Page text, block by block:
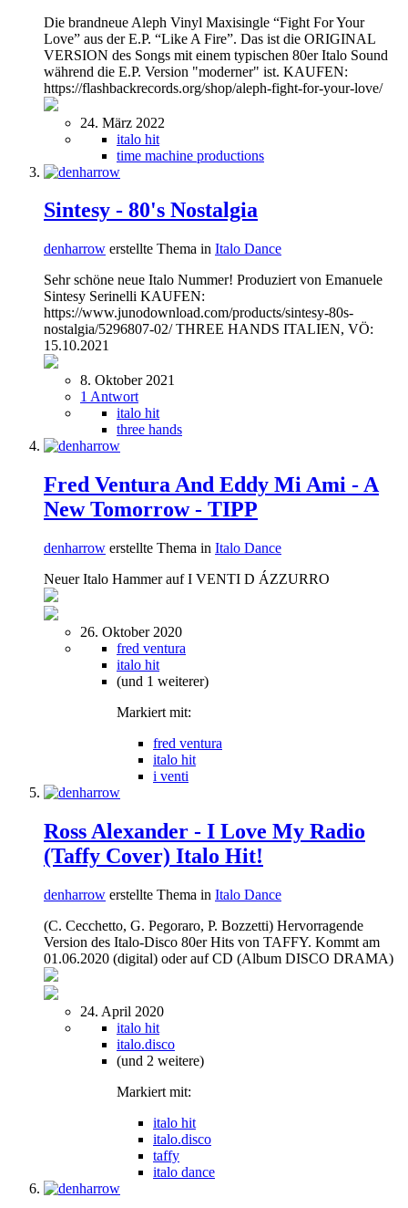
Die brandneue Aleph Vinyl Maxisingle “Fight For Your
Love” aus der E.P. “Like A Fire”. Das ist die ORIGINAL
VERSION des Songs mit einem typischen 80er Italo Sound
während die E.P. Version "moderner" ist. KAUFEN:
https://flashbackrecords.org/shop/aleph-fight-for-your-love/
24. März 2022
italo hit
time machine productions
Sintesy - 80's Nostalgia
denharrow erstellte Thema in Italo Dance
Sehr schöne neue Italo Nummer! Produziert von Emanuele
Sintesy Serinelli KAUFEN:
https://www.junodownload.com/products/sintesy-80s-
nostalgia/5296807-02/ THREE HANDS ITALIEN, VÖ:
15.10.2021
8. Oktober 2021
1 Antwort
italo hit
three hands
Fred Ventura And Eddy Mi Ami - A
New Tomorrow - TIPP
denharrow erstellte Thema in Italo Dance
Neuer Italo Hammer auf I VENTI D ÁZZURRO
26. Oktober 2020
fred ventura
italo hit
(und 1 weiterer)
Markiert mit:
fred ventura
italo hit
i venti
Ross Alexander - I Love My Radio
(Taffy Cover) Italo Hit!
denharrow erstellte Thema in Italo Dance
(C. Cecchetto, G. Pegoraro, P. Bozzetti) Hervorragende
Version des Italo-Disco 80er Hits von TAFFY. Kommt am
01.06.2020 (digital) oder auf CD (Album DISCO DRAMA)
24. April 2020
italo hit
italo.disco
(und 2 weitere)
Markiert mit:
italo hit
italo.disco
taffy
italo dance